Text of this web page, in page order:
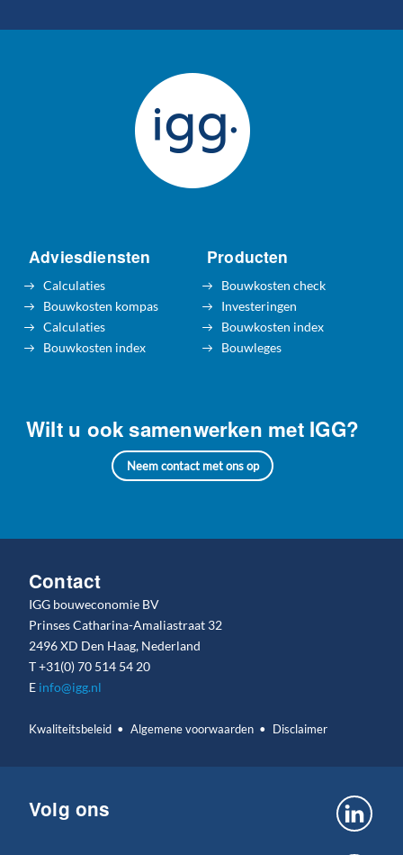
Adviesdiensten
Calculaties
Bouwkosten kompas
Calculaties
Bouwkosten index
Producten
Bouwkosten check
Investeringen
Bouwkosten index
Bouwleges
Wilt u ook samenwerken met IGG?
Neem contact met ons op
Contact
IGG bouweconomie BV
Prinses Catharina-Amaliastraat 32
2496 XD Den Haag, Nederland
T+31(0) 70 514 54 20
E info@igg.nl
Kwaliteitsbeleid Algemene voorwaarden Disclaimer
Volg ons